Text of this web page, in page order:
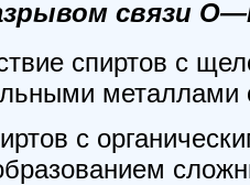
связи
спиртов с
металлами
с